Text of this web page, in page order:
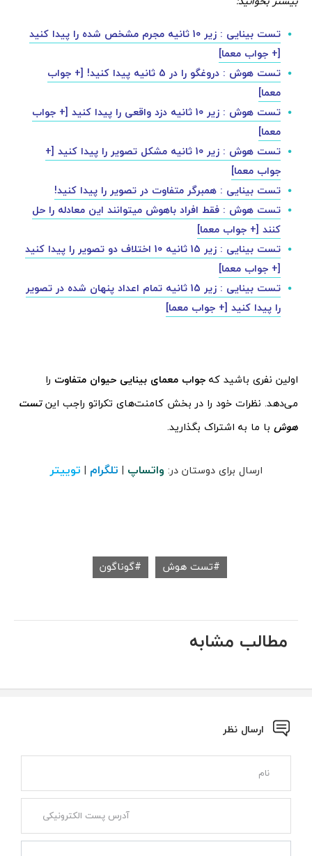
تست بینایی : زیر 10 ثانیه مجرم مشخص شده را پیدا کنید
[+ جواب معما]
تست هوش : دروغگو را در 5 ثانیه پیدا کنید! [+ جواب
معما]
تست هوش : زیر 10 ثانیه دزد واقعی را پیدا کنید [+ جواب
معما]
تست هوش : زیر 10 ثانیه مشکل تصویر را پیدا کنید [+
جواب معما]
تست بینایی : همبرگر متفاوت در تصویر را پیدا کنید!
تست هوش : فقط افراد باهوش میتوانند این معادله را حل
کنند [+ جواب معما]
تست بینایی : زیر 15 ثانیه 10 اختلاف دو تصویر را پیدا کنید
[+ جواب معما]
تست بینایی : زیر 15 ثانیه تمام اعداد پنهان شده در تصویر
را پیدا کنید [+ جواب معما]
اولین نفری باشید که جواب معمای بینایی حیوان متفاوت را
می‌دهد. نظرات خود را در بخش کامنت‌های تکراتو راجب اینتست
هوش با ما به اشتراک بگذارید.
ارسال برای دوستان در: واتساپ | تلگرام | توییتر
تست هوش گوناگون
مطالب مشابه
ارسال نظر